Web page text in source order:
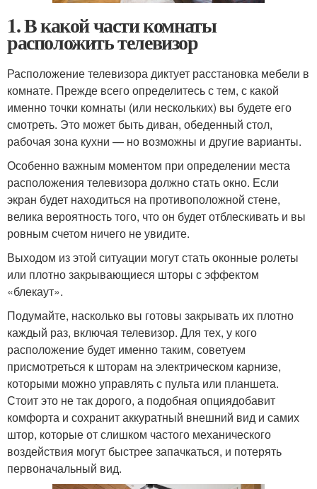
1. В какой части комнаты
расположить телевизор
Расположение телевизора диктует расстановка мебели в
комнате. Прежде всего определитесь с тем, с какой
именно точки комнаты (или нескольких) вы будете его
смотреть. Это может быть диван, обеденный стол,
рабочая зона кухни — но возможны и другие варианты.
Особенно важным моментом при определении места
расположения телевизора должно стать окно. Если
экран будет находиться на противоположной стене,
велика вероятность того, что он будет отблескивать и вы
ровным счетом ничего не увидите.
Выходом из этой ситуации могут стать оконные ролеты
или плотно закрывающиеся шторы с эффектом
«блекаут».
Подумайте, насколько вы готовы закрывать их плотно
каждый раз, включая телевизор. Для тех, у кого
расположение будет именно таким, советуем
присмотреться к шторам на электрическом карнизе,
которыми можно управлять с пульта или планшета.
Стоит это не так дорого, а подобная опциядобавит
комфорта и сохранит аккуратный внешний вид и самих
штор, которые от слишком частого механического
воздействия могут быстрее запачкаться, и потерять
первоначальный вид.